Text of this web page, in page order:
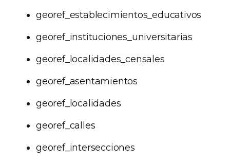
georef_establecimientos_educativos
georef_instituciones_universitarias
georef_localidades_censales
georef_asentamientos
georef_localidades
georef_calles
georef_intersecciones